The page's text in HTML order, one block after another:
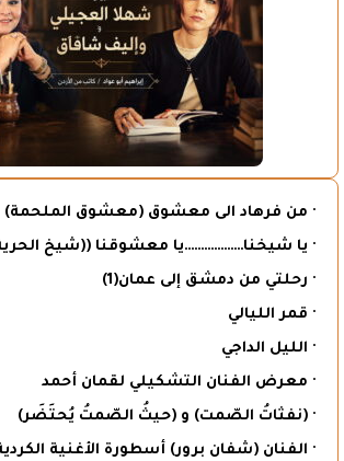
· من فرهاد الى معشوق (معشوق الملحمة)
· يا شيخنا………………يا معشوقنا ((شيخ
· رحلتي من دمشق إلى عمان(1)
· قمر الليالي
· الليل الداجي
· معرض الفنان التشكيلي لقمان أحمد
· (نفثاتُ الصّمت) و (حيثُ الصّمتُ يُحتَضَر)
· الفنان (شفان برور) أسطورة الأغنية